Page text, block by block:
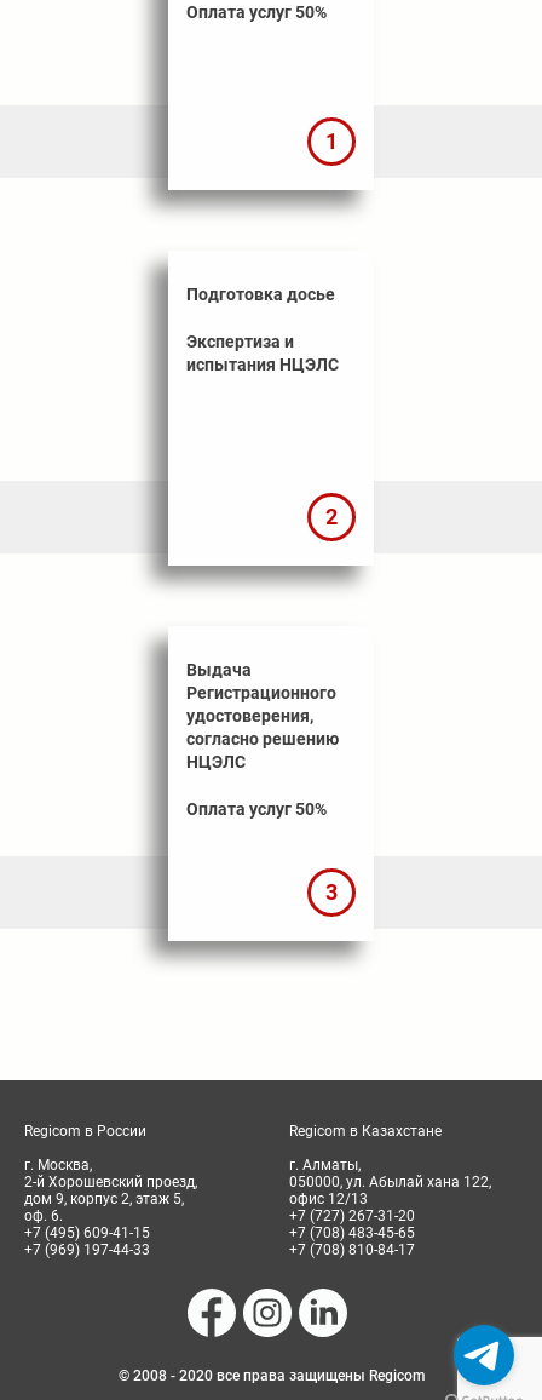
Оплата услуг 50%
1
Подготовка досье
Экспертиза и
испытания НЦЭЛС
2
Выдача
Регистрационного
удостоверения,
согласно решению
НЦЭЛС
Оплата услуг 50%
3
Regicom в России
г. Москва,
2-й Хорошевский проезд,
дом 9, корпус 2, этаж 5,
оф. 6.
+7 (495) 609-41-15
+7 (969) 197-44-33
Regicom в Казахстане
г. Алматы,
050000, ул. Абылай хана 122,
офис 12/13
+7 (727) 267-31-20
+7 (708) 483-45-65
+7 (708) 810-84-17
© 2008 - 2020 все права защищены Regicom